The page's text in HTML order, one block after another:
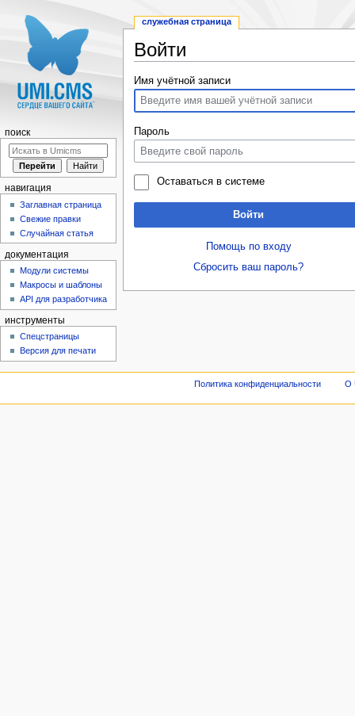
Войти
Имя учётной записи
Пароль
Оставаться в системе
Войти
Помощь по входу
Сбросить ваш пароль?
служебная страница
поиск
навигация
Заглавная страница
Свежие правки
Случайная статья
документация
Модули системы
Макросы и шаблоны
API для разработчика
инструменты
Спецстраницы
Версия для печати
Политика конфиденциальности О